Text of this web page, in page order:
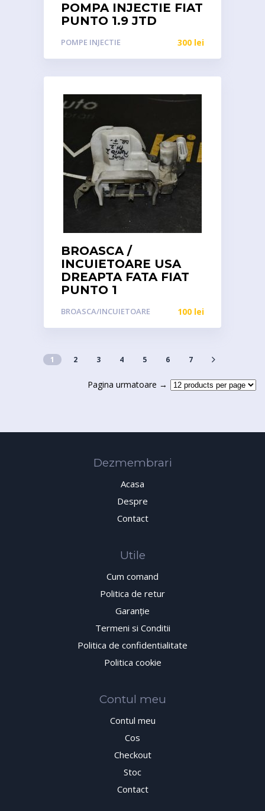
POMPA INJECTIE FIAT
PUNTO 1.9 JTD
POMPE INJECTIE 300 lei
BROASCA /
INCUIETOARE USA
DREAPTA FATA FIAT
PUNTO 1
BROASCA/INCUIETOARE 100 lei
1 2 3 4 5 6 7
Pagina urmatoare →
Dezmembrari
Acasa
Despre
Contact
Utile
Cum comand
Politica de retur
Garanţie
Termeni si Conditii
Politica de confidentialitate
Politica cookie
Contul meu
Contul meu
Cos
Checkout
Stoc
Contact